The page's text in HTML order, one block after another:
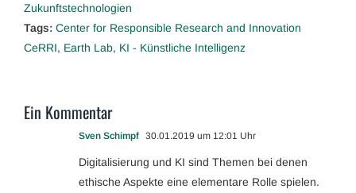
Zukunftstechnologien
Tags: Center for Responsible Research and Innovation
CeRRI, Earth Lab, KI - Künstliche Intelligenz
Ein Kommentar
Sven Schimpf 30.01.2019 um 12:01 Uhr
Digitalisierung und KI sind Themen bei denen
ethische Aspekte eine elementare Rolle spielen.